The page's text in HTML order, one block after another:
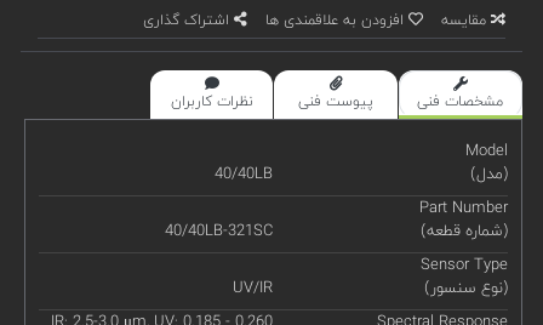
مقایسه افزودن به علاقمندی ها اشتراک گذاری
مشخصات فنی پیوست فنی نظرات کاربران
Model
(مدل)
40/40LB
Part Number
(شماره قطعه)
40/40LB-321SC
Sensor Type
(نوع سنسور)
UV/IR